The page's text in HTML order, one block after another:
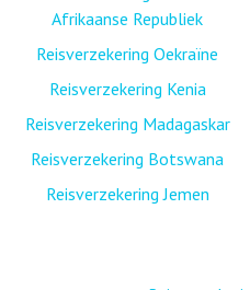
Afrikaanse Republiek
Reisverzekering Oekraïne
Reisverzekering Kenia
Reisverzekering Madagaskar
Reisverzekering Botswana
Reisverzekering Jemen